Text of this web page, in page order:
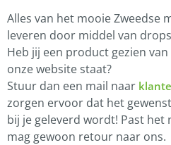
Alles van het mooie Zweedse
leveren door middel van
Heb jij een product gezien
onze website staat?
Stuur dan een mail naar
zorgen ervoor dat het
bij je geleverd wordt! Past het
mag gewoon retour naar ons.